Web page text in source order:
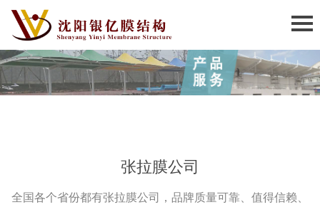
张拉膜公司
全国各个省份都有张拉膜公司，品牌质量可靠、值得信赖、